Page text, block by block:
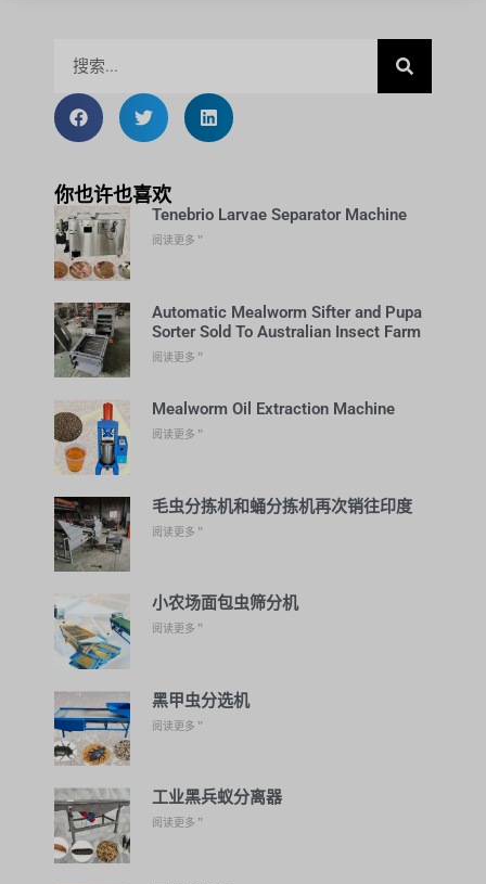
你也许也喜欢
Tenebrio Larvae Separator Machine
阅读更多 ”
Automatic Mealworm Sifter and Pupa
Sorter Sold To Australian Insect Farm
阅读更多 ”
Mealworm Oil Extraction Machine
阅读更多 ”
毛虫分拣机和蛹分拣机再次销往印度
阅读更多 ”
小农场面包虫筛分机
阅读更多 ”
黑甲虫分选机
阅读更多 ”
工业黑兵蚁分离器
阅读更多 ”